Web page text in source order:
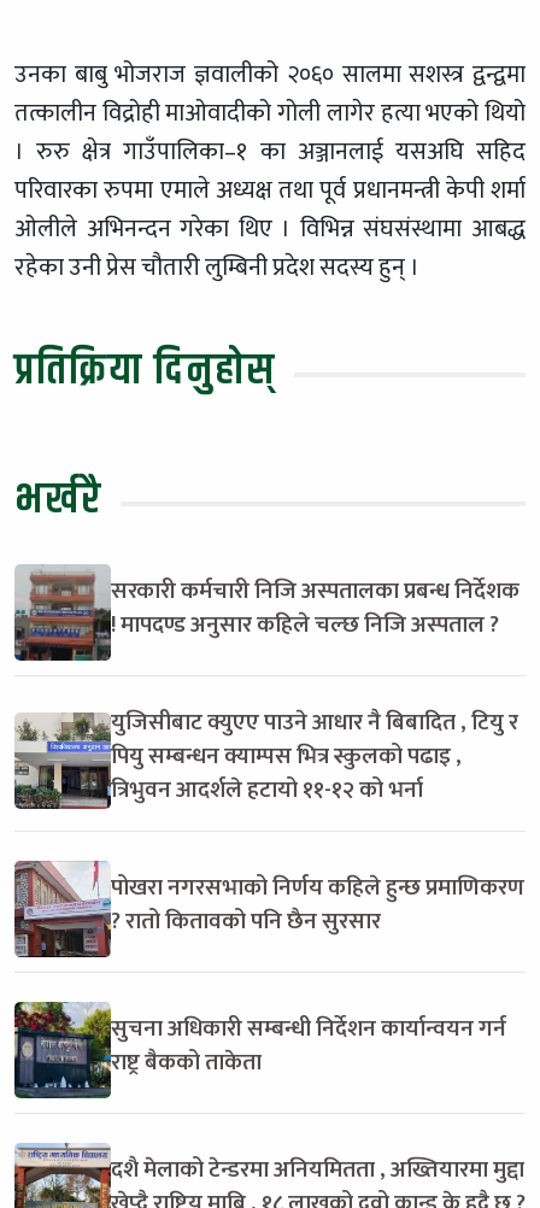
उनका बाबु भोजराज ज्ञवालीको २०६० सालमा सशस्त्र द्वन्द्वमा
तत्कालीन विद्रोही माओवादीको गोली लागेर हत्या भएको थियो
। रुरु क्षेत्र गाउँपालिका–१ का अञ्जानलाई यसअघि सहिद
परिवारका रुपमा एमाले अध्यक्ष तथा पूर्व प्रधानमन्त्री केपी शर्मा
ओलीले अभिनन्दन गरेका थिए । विभिन्न संघसंस्थामा आबद्ध
रहेका उनी प्रेस चौतारी लुम्बिनी प्रदेश सदस्य हुन् ।
प्रतिक्रिया दिनुहोस्
भर्खरै
सरकारी कर्मचारी निजि अस्पतालका प्रबन्ध निर्देशक
! मापदण्ड अनुसार कहिले चल्छ निजि अस्पताल ?
युजिसीबाट क्युएए पाउने आधार नै बिबादित , टियु र
पियु सम्बन्धन क्याम्पस भित्र स्कुलको पढाइ ,
त्रिभुवन आदर्शले हटायो ११-१२ को भर्ना
पोखरा नगरसभाको निर्णय कहिले हुन्छ प्रमाणिकरण
? रातो कितावको पनि छैन सुरसार
सुचना अधिकारी सम्बन्धी निर्देशन कार्यान्वयन गर्न
राष्ट्र बैकको ताकेता
दशै मेलाको टेन्डरमा अनियमितता , अख्तियारमा मुद्दा